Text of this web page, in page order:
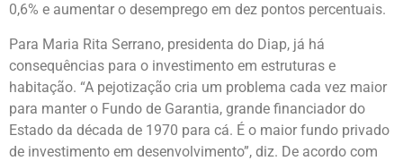
0,6% e aumentar o desemprego em dez pontos percentuais.
Para Maria Rita Serrano, presidenta do Diap, já há
consequências para o investimento em estruturas e
habitação. “A pejotização cria um problema cada vez maior
para manter o Fundo de Garantia, grande financiador do
Estado da década de 1970 para cá. É o maior fundo privado
de investimento em desenvolvimento”, diz. De acordo com